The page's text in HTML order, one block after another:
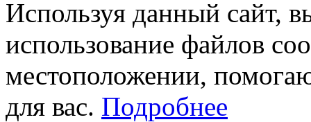
Используя данный сайт,
использование файлов
местоположении,
для вас. Подробнее